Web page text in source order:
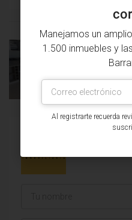
PROPIEDAD
Manejamos un
1.500 inmuebles y
Al registrarte recuerda